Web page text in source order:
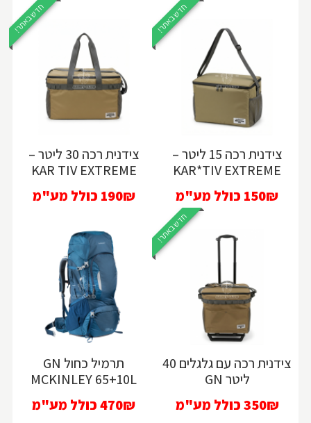
חדש באתר!
צידנית רכה 15 ליטר –
KAR*TIV EXTREME
150₪ כולל מע"מ
חדש באתר!
צידנית רכה 30 ליטר –
KAR TIV EXTREME
190₪ כולל מע"מ
חדש באתר!
צידנית רכה עם גלגלים 40
ליטר GN
350₪כולל מע"מ
תרמיל כחול GN
MCKINLEY 65+10L
470₪ כולל מע"מ